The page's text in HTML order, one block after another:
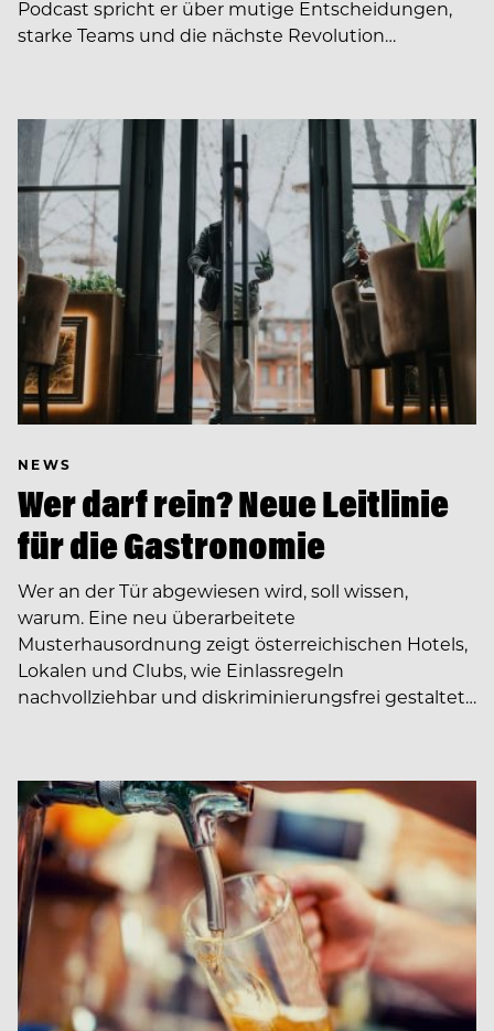
Podcast spricht er über mutige Entscheidungen,
starke Teams und die nächste Revolution…
NEWS
Wer darf rein? Neue Leitlinie
für die Gastronomie
Wer an der Tür abgewiesen wird, soll wissen,
warum. Eine neu überarbeitete
Musterhausordnung zeigt österreichischen Hotels,
Lokalen und Clubs, wie Einlassregeln
nachvollziehbar und diskriminierungsfrei gestaltet…